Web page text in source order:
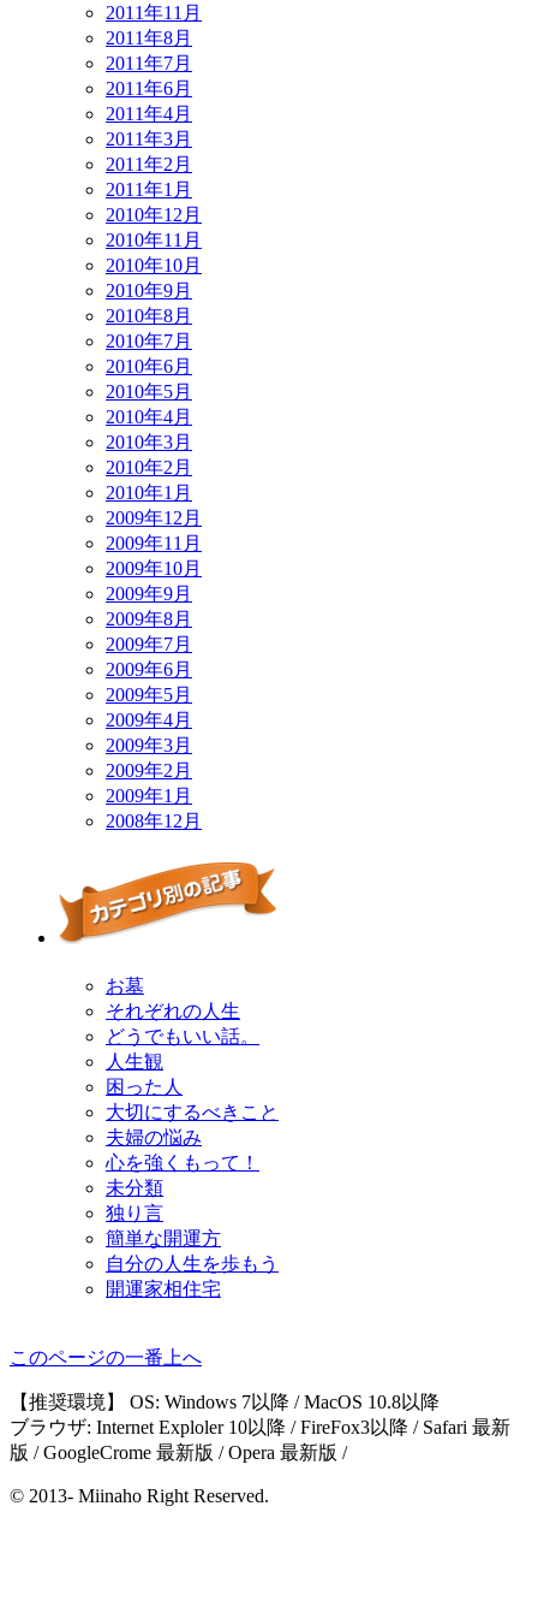
2011年11月
2011年8月
2011年7月
2011年6月
2011年4月
2011年3月
2011年2月
2011年1月
2010年12月
2010年11月
2010年10月
2010年9月
2010年8月
2010年7月
2010年6月
2010年5月
2010年4月
2010年3月
2010年2月
2010年1月
2009年12月
2009年11月
2009年10月
2009年9月
2009年8月
2009年7月
2009年6月
2009年5月
2009年4月
2009年3月
2009年2月
2009年1月
2008年12月
お墓
それぞれの人生
どうでもいい話。
人生観
困った人
大切にするべきこと
夫婦の悩み
心を強くもって！
未分類
独り言
簡単な開運方
自分の人生を歩もう
開運家相住宅
このページの一番上へ
【推奨環境】 OS: Windows 7以降 / MacOS 10.8以降
ブラウザ: Internet Exploler 10以降 / FireFox3以降 / Safari 最新
版 / GoogleCrome 最新版 / Opera 最新版 /
© 2013- Miinaho Right Reserved.